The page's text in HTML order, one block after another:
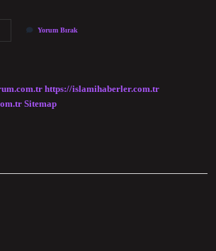
Yorum Bırak
https://islamihaberler.com.tr
Sitemap